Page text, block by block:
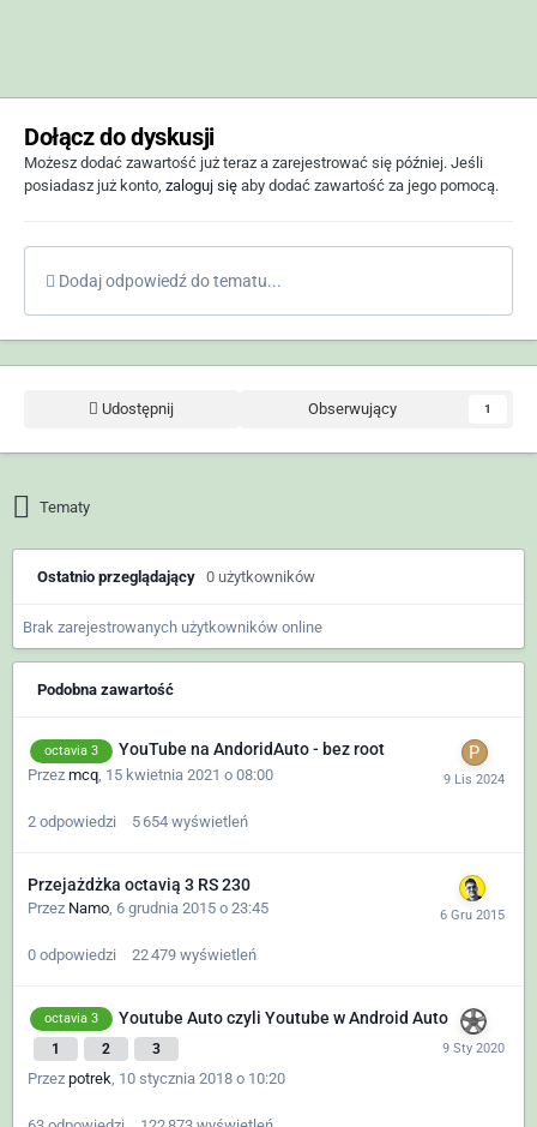
Dołącz do dyskusji
Możesz dodać zawartość już teraz a zarejestrować się później. Jeśli
posiadasz już konto, zaloguj się aby dodać zawartość za jego pomocą.
Dodaj odpowiedź do tematu...
Udostępnij Obserwujący 1
Tematy
Ostatnio przeglądający 0 użytkowników
Brak zarejestrowanych użytkowników online
Podobna zawartość
octavia 3 YouTube na AndoridAuto - bez root
Przez mcq 15 kwietnia 2021 o 08:00
2 odpowiedzi 5 654 wyświetleń
Przejażdżka octavią 3 RS 230
Przez Namo 6 grudnia 2015 o 23:45
0 odpowiedzi 22 479 wyświetleń
octavia 3 Youtube Auto czyli Youtube w Android Auto
1 2 3
Przez potrek, 10 stycznia 2018 o 10:20